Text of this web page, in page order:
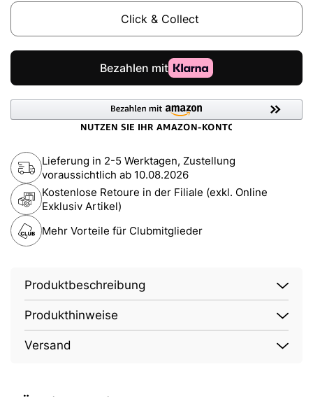
Click & Collect
Lieferung in 2-5 Werktagen, Zustellung
voraussichtlich ab 10.08.2026
Kostenlose Retoure in der Filiale (exkl. Online
Exklusiv Artikel)
Mehr Vorteile für Clubmitglieder
Produktbeschreibung
Produkthinweise
Versand